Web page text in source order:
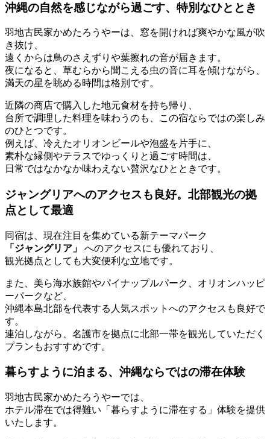
沖縄の自然を感じながら過ごす、特別なひととき
羽地古民家かめたろうやーは、窓を開ければ爽やかな風が吹
き抜け、
遠くからは鳥のさえずりや葉擦れの音が届きます。
夜になると、草むらから聞こえる虫の音に耳を傾けながら、
満天の星を眺める時間は格別です。
近隣の商店で購入した地元食材を持ち帰り、
台所で調理した料理を味わうのも、この宿ならではの楽しみ
のひとつです。
例えば、冷えたオリオンビールや泡盛を片手に、
素朴な縁側やテラスでゆっくりと過ごす時間は、
日常ではなかなか味わえない贅沢なひとときです。
ジャングリアへのアクセスも良好。北部観光の拠
点として最適
同宿は、現在注目を集めている新テーマパーク
「ジャングリア」
へのアクセスにも優れており、
観光拠点としても大変便利な立地です。
また、美ら海水族館やパイナップルパーク、オリオンハッピ
ーパークなど、
沖縄本島北部を代表する人気スポットへのアクセスも良好で
す。
連泊しながら、名護市を拠点に北部一帯を観光していただく
プランもおすすめです。
暮らすように泊まる、沖縄ならではの滞在体験
羽地古民家かめたろうやーでは、
ホテル滞在では得難い「暮らすように滞在する」体験を提供
いたします。